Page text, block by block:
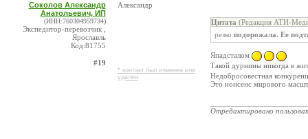
Соколов Александр
Анатольевич, ИП
(ИНН:760304959734)
Экспедитор-перевозчик ,
Ярославль
Код:81755
#19
Александр
* контакт был изменен или
удален
Цитата (Редакция АТИ-
резко подорожала. Ее
Япадсталом
Такой дурнины никогда в
Недобросовестная
Это нонсенс мирового
Отредактировано